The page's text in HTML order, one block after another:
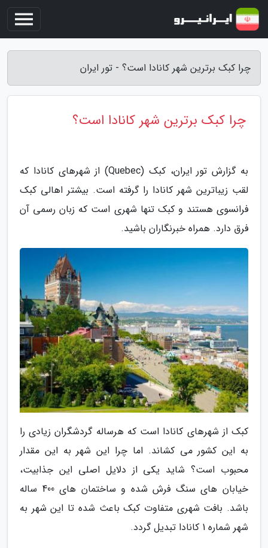
چرا کبک برترین شهر کانادا است؟ - تور ایران
چرا کبک برترین شهر کانادا است؟
به گزارش تور ایران، کبک (Quebec) از شهرهای کانادا که
لقب زیباترین شهر کانادا را گرفته است. بیشتر اهالی کبک
فرانسوی هستند و کبک تنها شهری است که زبان رسمی آن
فرق دارد. همراه خبرنگاران باشید.
کبک از شهرهای کانادا است که هرساله گردشگران زیادی را
به این کشور می کشاند. اما چرا این شهر به این مقدار
محبوب است؟ شاید یکی از دلایل اصلی این جذابیت،
خیابان های سنگ فرش شده و ساختمان های 400 ساله
باشد. بافت شهری متفاوت کبک باعث شده تا این شهر به
شهر شماره 1 کانادا تبدیل گردد.